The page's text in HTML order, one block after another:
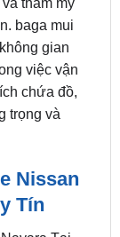
đội ngũ
thẩm mỹ
baga mui
gian
việc vận
trọng và